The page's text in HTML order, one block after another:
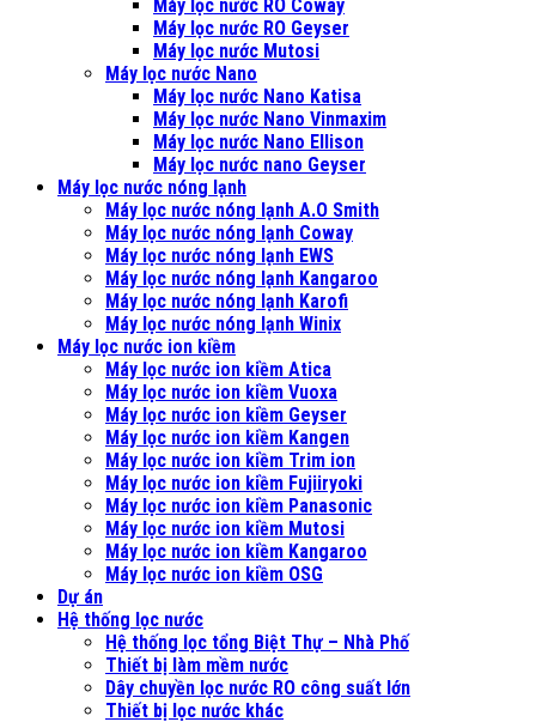
Máy lọc nước RO Coway
Máy lọc nước RO Geyser
Máy lọc nước Mutosi
Máy lọc nước Nano
Máy lọc nước Nano Katisa
Máy lọc nước Nano Vinmaxim
Máy lọc nước Nano Ellison
Máy lọc nước nano Geyser
Máy lọc nước nóng lạnh
Máy lọc nước nóng lạnh A.O Smith
Máy lọc nước nóng lạnh Coway
Máy lọc nước nóng lạnh EWS
Máy lọc nước nóng lạnh Kangaroo
Máy lọc nước nóng lạnh Karofi
Máy lọc nước nóng lạnh Winix
Máy lọc nước ion kiềm
Máy lọc nước ion kiềm Atica
Máy lọc nước ion kiềm Vuoxa
Máy lọc nước ion kiềm Geyser
Máy lọc nước ion kiềm Kangen
Máy lọc nước ion kiềm Trim ion
Máy lọc nước ion kiềm Fujiiryoki
Máy lọc nước ion kiềm Panasonic
Máy lọc nước ion kiềm Mutosi
Máy lọc nước ion kiềm Kangaroo
Máy lọc nước ion kiềm OSG
Dự án
Hệ thống lọc nước
Hệ thống lọc tổng Biệt Thự – Nhà Phố
Thiết bị làm mềm nước
Dây chuyền lọc nước RO công suất lớn
Thiết bị lọc nước khác